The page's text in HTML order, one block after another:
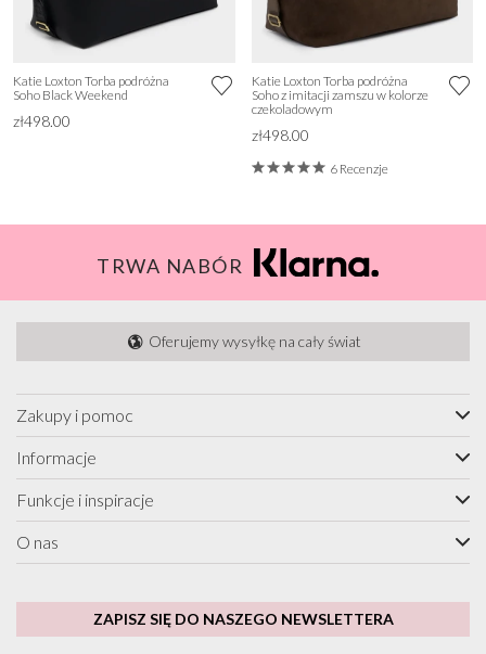
Katie Loxton Torba podróżna
Soho Black Weekend
zł498.00
Katie Loxton Torba podróżna
Soho z imitacji zamszu w kolorze
czekoladowym
zł498.00
6 Recenzje
TRWA NABÓR
Oferujemy wysyłkę na cały świat
Zakupy i pomoc
Informacje
Funkcje i inspiracje
O nas
ZAPISZ SIĘ DO NASZEGO NEWSLETTERA